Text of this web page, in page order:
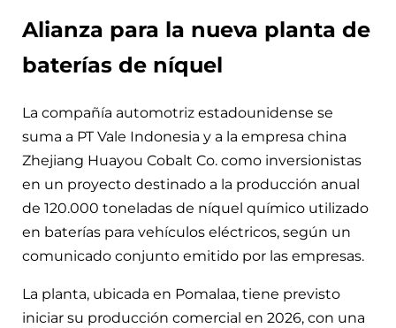
Alianza para la nueva planta de
baterías de níquel
La compañía automotriz estadounidense se
suma a PT Vale Indonesia y a la empresa china
Zhejiang Huayou Cobalt Co. como inversionistas
en un proyecto destinado a la producción anual
de 120.000 toneladas de níquel químico utilizado
en baterías para vehículos eléctricos, según un
comunicado conjunto emitido por las empresas.
La planta, ubicada en Pomalaa, tiene previsto
iniciar su producción comercial en 2026, con una